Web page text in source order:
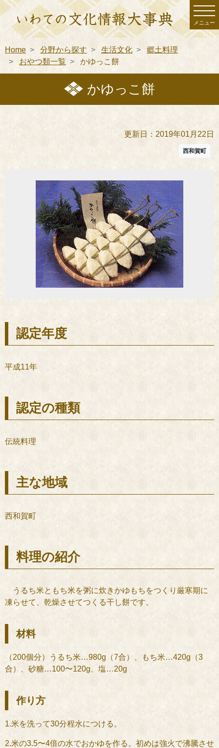
メニュー
Home 分野から探す 生活文化
郷土料理
おやつ類一覧
かゆっこ餅
かゆっこ餅
更新日：2019年01月22日
西和賀町
認定年度
平成11年
認定の種類
伝統料理
主な地域
西和賀町
料理の紹介
うるち米ともち米を粥に炊きかゆもちをつくり厳寒期に
凍らせて、乾燥させてつくる干し餅です。
材料
（200個分）うるち米…980g（7合）、もち米…420g（3
合）、砂糖…100〜120g、塩…20g
作り方
1.米を洗って30分程水につける。
2.米の3.5〜4倍の水でおかゆを作る。初めは強火で沸騰させ